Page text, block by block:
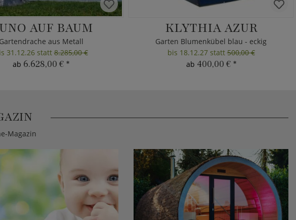
AUF BAUM
Gartendrache aus Metall
31.12.26 statt8.285,00 €
ab 6.628,00 € *
KLYTHIA AZUR
Garten Blumenkübel blau - eckig
bis 18.12.27 statt500,00 €
ab 400,00 € *
Magazin